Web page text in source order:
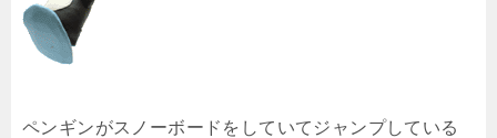
ペンギンがスノーボードをしていてジャンプしている